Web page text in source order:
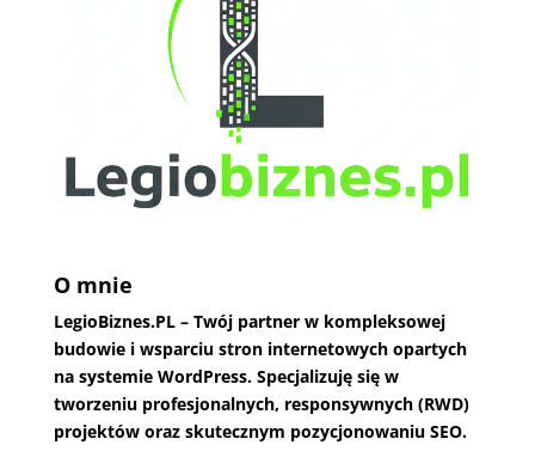
O mnie
LegioBiznes.PL– Twój partner w kompleksowej
budowie i wsparciu stron internetowych opartych
na systemie WordPress. Specjalizuję się w
tworzeniu profesjonalnych, responsywnych (RWD)
projektów oraz skutecznym pozycjonowaniu SEO.